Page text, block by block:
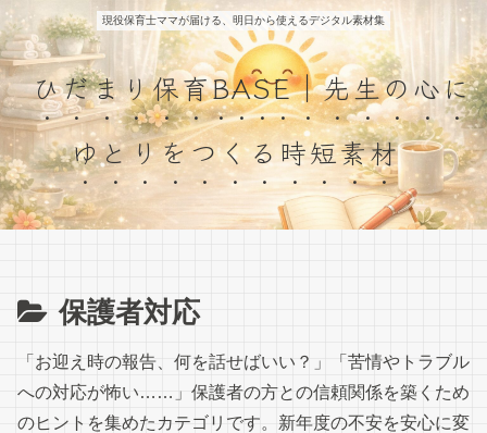
現役保育士ママが届ける、明日から使えるデジタル素材集
ひだまり保育BASE｜先生の心に
ゆとりをつくる時短素材
保護者対応
「お迎え時の報告、何を話せばいい？」「苦情やトラブル
への対応が怖い……」保護者の方との信頼関係を築くため
のヒントを集めたカテゴリです。新年度の不安を安心に変